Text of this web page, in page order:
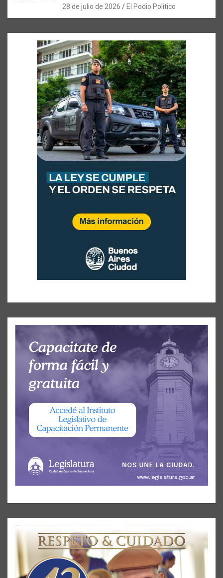
28 de julio de 2026 El Podio Politico